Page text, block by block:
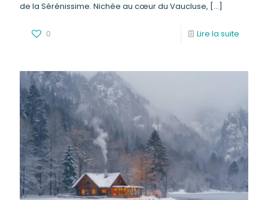
de la Sérénissime. Nichée au cœur du Vaucluse, […]
0 Lire la suite